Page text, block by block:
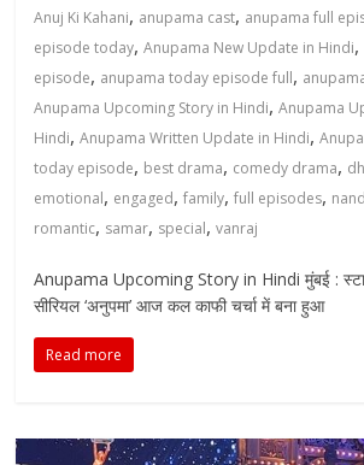
Anuj Ki Kahani, anupama cast, anupama full
episode today,Anupama New Update in Hindi,
episode, anupama today episode full,
Anupama Upcoming Story in Hindi,Anupama
Hindi,Anupama Written Update in Hindi,
today episode, best drama, comedy drama,
emotional, engaged,family,full episodes,
romantic, samar, special,vanraj
Anupama Upcoming Story in Hindi मुंबई :
सीरियल ‘अनुपमा’ आज कल काफी चर्चा में बना हुआ
Read more